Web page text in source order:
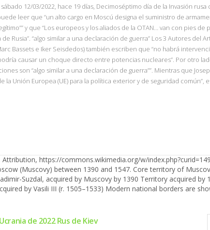
12/03/2022, hace 19 días, Decimoséptimo día de la Invasión rusa
leer que “un alto cargo en Moscú designa el suministro de
y que “Los europeos y los aliados de la OTAN… van con pies de
Rusia”. “algo similar a una declaración de guerra” Los 3 Autores del
Bassets e Iker Seisdedos) también escriben que “no habrá
causar un choque directo entre potencias nucleares”. Por otro
son “algo similar a una declaración de guerra””. Mientras que
la Unión Europea (UE) para la política exterior y de seguridad común”,
de 2022 Rus de Kiev